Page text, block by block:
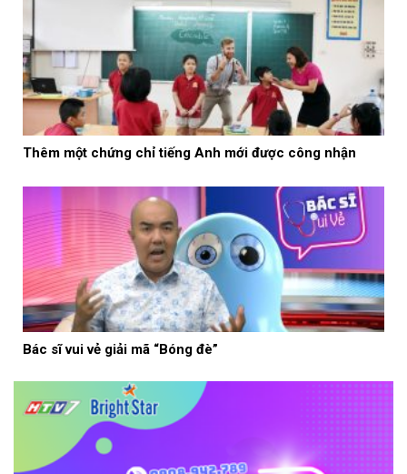
Thêm một chứng chỉ tiếng Anh mới được công nhận
Bác sĩ vui vẻ giải mã “Bóng đè”